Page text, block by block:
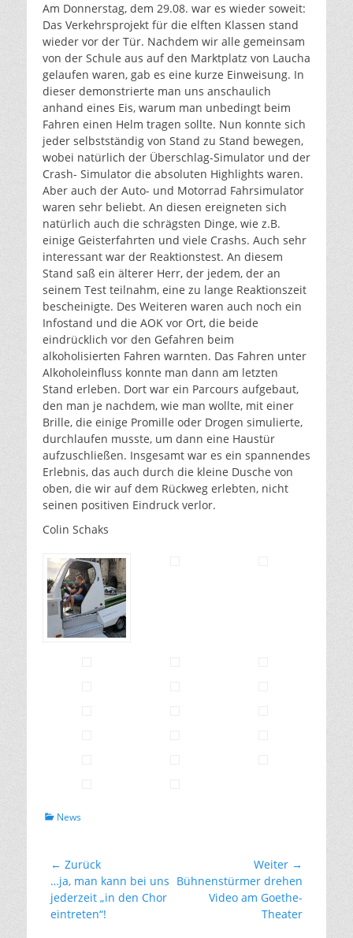
Am Donnerstag, dem 29.08. war es wieder soweit:
Das Verkehrsprojekt für die elften Klassen stand
wieder vor der Tür. Nachdem wir alle gemeinsam
von der Schule aus auf den Marktplatz von Laucha
gelaufen waren, gab es eine kurze Einweisung. In
dieser demonstrierte man uns anschaulich
anhand eines Eis, warum man unbedingt beim
Fahren einen Helm tragen sollte. Nun konnte sich
jeder selbstständig von Stand zu Stand bewegen,
wobei natürlich der Überschlag-Simulator und der
Crash- Simulator die absoluten Highlights waren.
Aber auch der Auto- und Motorrad Fahrsimulator
waren sehr beliebt. An diesen ereigneten sich
natürlich auch die schrägsten Dinge, wie z.B.
einige Geisterfahrten und viele Crashs. Auch sehr
interessant war der Reaktionstest. An diesem
Stand saß ein älterer Herr, der jedem, der an
seinem Test teilnahm, eine zu lange Reaktionszeit
bescheinigte. Des Weiteren waren auch noch ein
Infostand und die AOK vor Ort, die beide
eindrücklich vor den Gefahren beim
alkoholisierten Fahren warnten. Das Fahren unter
Alkoholeinfluss konnte man dann am letzten
Stand erleben. Dort war ein Parcours aufgebaut,
den man je nachdem, wie man wollte, mit einer
Brille, die einige Promille oder Drogen simulierte,
durchlaufen musste, um dann eine Haustür
aufzuschließen. Insgesamt war es ein spannendes
Erlebnis, das auch durch die kleine Dusche von
oben, die wir auf dem Rückweg erlebten, nicht
seinen positiven Eindruck verlor.
Colin Schaks
Kategorien
News
Beitragsnavigation
← Zurück
Vorhergehender
Beitrag:
…ja, man kann bei uns
jederzeit „in den Chor
eintreten“!
Weiter →
Nächster
Beitrag:
Bühnenstürmer drehen
Video am Goethe-
Theater